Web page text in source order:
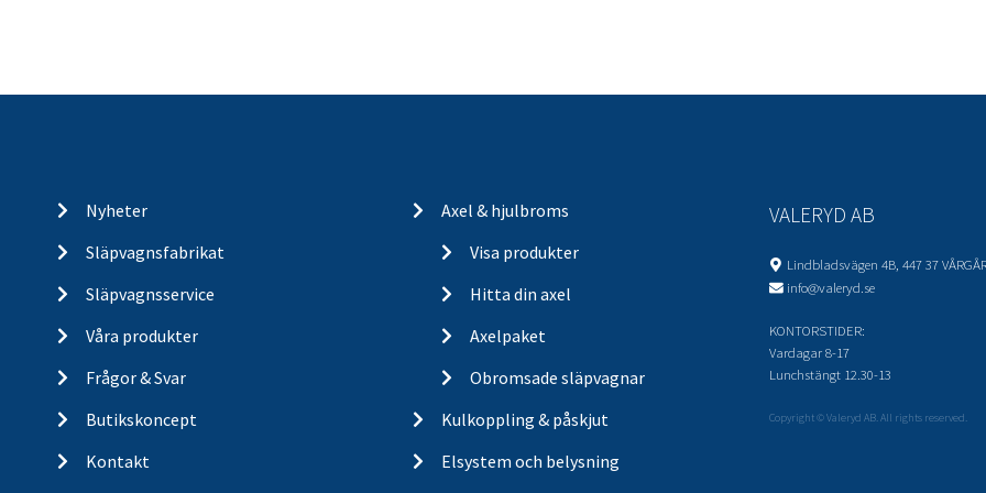
Nyheter
Släpvagnsfabrikat
Släpvagnsservice
Våra produkter
Frågor & Svar
Butikskoncept
Kontakt
Axel & hjulbroms
Visa produkter
Hitta din axel
Axelpaket
Obromsade släpvagnar
Kulkoppling & påskjut
Elsystem och belysning
VALERYD AB
Lindbladsvägen 4B, 447 37
info@valeryd.se
KONTORSTIDER:
Vardagar 8-17
Lunchstängt 12.30-13
Copyright © Valeryd AB. All rights reserved.